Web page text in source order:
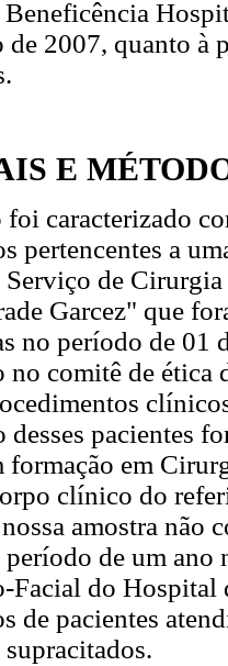
Beneficência
2007, quanto à
E
foi caracterizado
pertencentes a
Serviço de
Garcez" que
no período de 01
no comitê de ética
pacientes
formação em
clínico do
amostra não
de um
do Hospital
de pacientes